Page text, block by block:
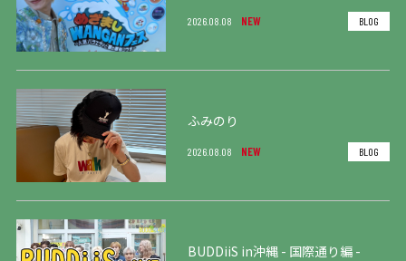
2026.08.08 NEW BLOG
ふみのり
2026.08.08 NEW BLOG
BUDDiiS in沖縄 - 国際通り編 -